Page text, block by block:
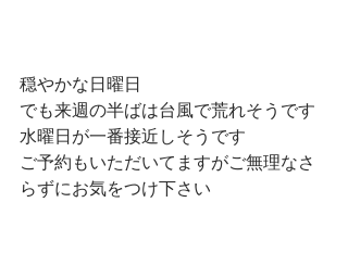
穏やかな日曜日
でも来週の半ばは台風で荒れそうです
水曜日が一番接近しそうです
ご予約もいただいてますがご無理なさ
らずにお気をつけ下さい